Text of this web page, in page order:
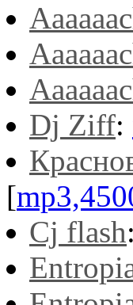
Dj Ziff:
[
Cj flash: